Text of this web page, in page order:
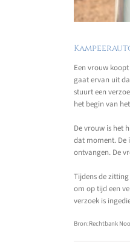
Een vrouw
gaat ervan uit
stuurt een
het begin van
De vrouw is het
dat moment. De
ontvangen. De
Tijdens de
om op tijd een
verzoek is
Bron:Rechtbank